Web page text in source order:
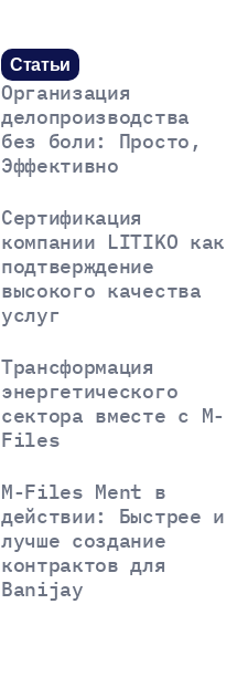
Статьи
Организация
делопроизводства
без боли: Просто,
Эффективно
Сертификация
компании LITIKO как
подтверждение
высокого качества
услуг
Трансформация
энергетического
сектора вместе с M-
Files
M-Files Ment в
действии: Быстрее и
лучше создание
контрактов для
Banijay